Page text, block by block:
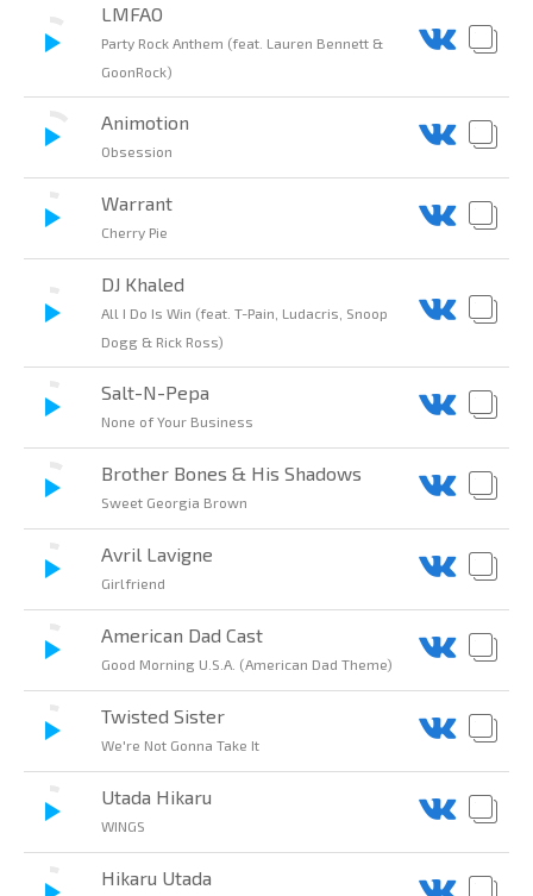
LMFAO
Party Rock Anthem (feat. Lauren Bennett &
GoonRock)
Animotion
Obsession
Warrant
Cherry Pie
DJ Khaled
All I Do Is Win (feat. T-Pain, Ludacris, Snoop
Dogg & Rick Ross)
Salt-N-Pepa
None of Your Business
Brother Bones & His Shadows
Sweet Georgia Brown
Avril Lavigne
Girlfriend
American Dad Cast
Good Morning U.S.A. (American Dad Theme)
Twisted Sister
We're Not Gonna Take It
Utada Hikaru
WINGS
Hikaru Utada